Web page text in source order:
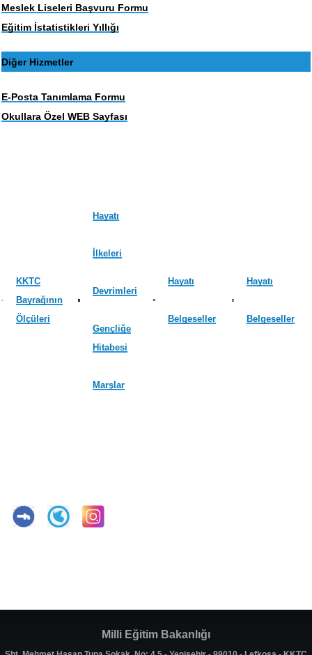
Meslek Liseleri Başvuru Formu
Eğitim İstatistikleri Yıllığı
Diğer Hizmetler
E-Posta Tanımlama Formu
Okullara Özel WEB Sayfası
KKTC
Bayrağının
Ölçüleri
Hayatı
İlkeleri
Devrimleri
Gençliğe
Hitabesi
Marşlar
Hayatı
Belgeseller
Hayatı
Belgeseller
Milli Eğitim Bakanlığı